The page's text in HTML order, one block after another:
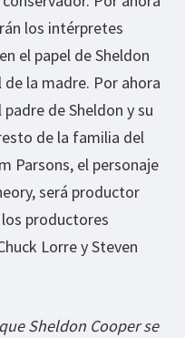
los intérpretes
el papel de Sheldon
de la madre. Por ahora
de Sheldon y su
de la familia del
Parsons, el personaje
será productor
productores
Lorre y Steven
Sheldon Cooper se